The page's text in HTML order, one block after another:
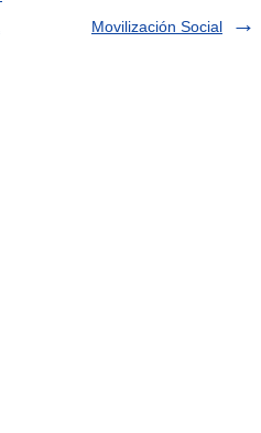
Movilización Social